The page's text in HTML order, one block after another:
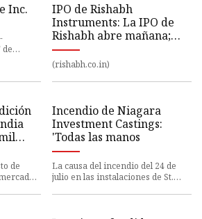
Inc.
IPO de Rishabh
Instruments: La IPO de
Rishabh abre mañana;
aquí hay 10 cosas que
debes saber
(rishabh.co.in)
de
Incendio de Niagara
Investment Castings:
'Todas las manos
La causa del incendio del 24 de
julio en las instalaciones de St.